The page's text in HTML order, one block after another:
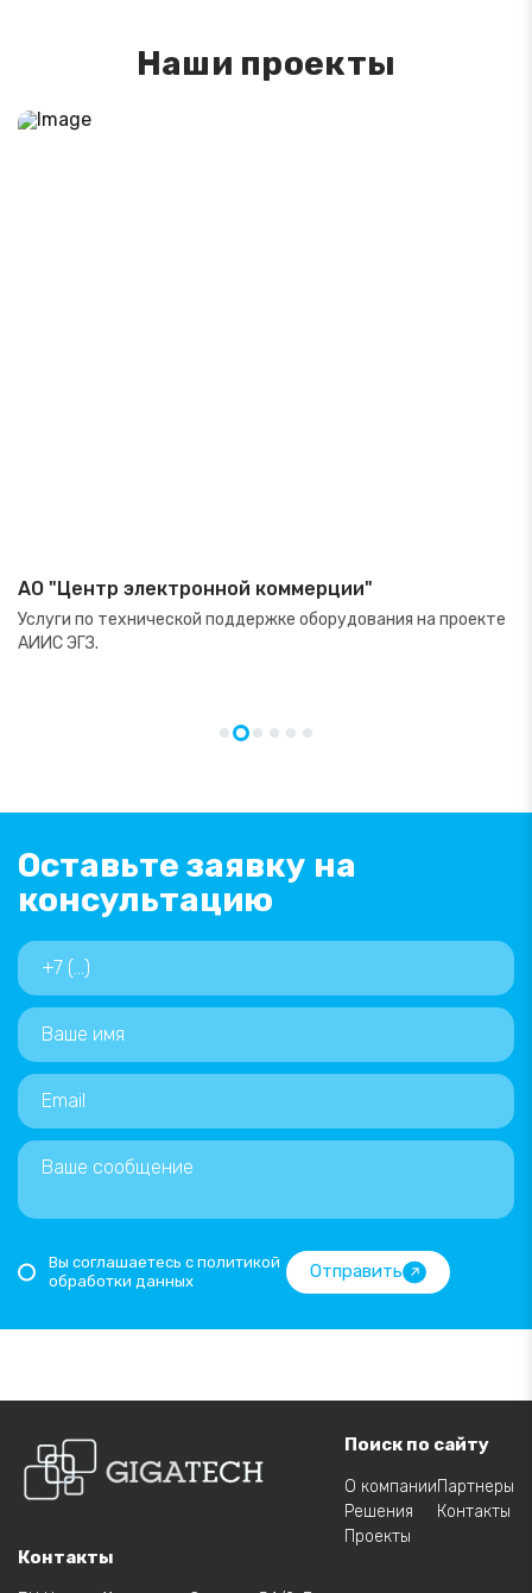
Наши проекты
АО "Центр электронной коммерции"
Услуги по технической поддержке оборудования на проекте
АИИС ЭГЗ.
Оставьте заявку на
консультацию
Вы соглашаетесь с политикой
обработки данных
Отправить
Поиск по сайту
О компании
Решения
Проекты
Партнеры
Контакты
Контакты